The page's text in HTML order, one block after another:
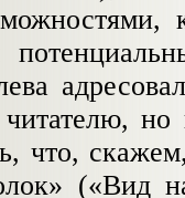
что,
(«Вид